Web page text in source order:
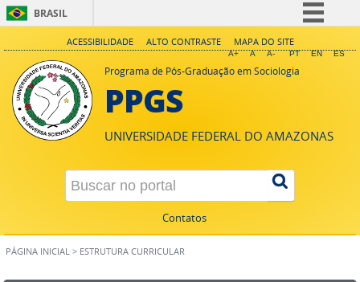
BRASIL
Simplifique!
Comunica BR
Legislação
Canais
ACESSIBILIDADE ALTO CONTRASTE MAPA DO SITE
A+ A A- PT EN ES
Programa de Pós-Graduação em Sociologia
PPGS
UNIVERSIDADE FEDERAL DO AMAZONAS
Contatos
PÁGINA INICIAL > ESTRUTURA CURRICULAR